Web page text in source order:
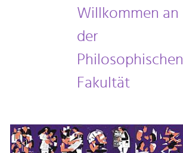
Willkommen an
der
Philosophischen
Fakultät